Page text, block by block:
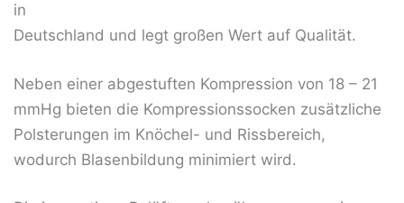
in
Deutschland und legt großen Wert auf Qualität.
Neben einer abgestuften Kompression von 18 – 21
mmHg bieten die Kompressionssocken zusätzliche
Polsterungen im Knöchel- und Rissbereich,
wodurch Blasenbildung minimiert wird.